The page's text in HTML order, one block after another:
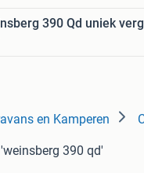
390 Qd uniek
en Kamperen
390 qd'